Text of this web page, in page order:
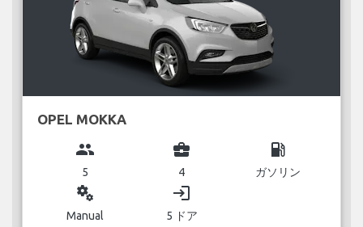
OPEL MOKKA
group
5
business_center
4
local_gas_station
ガソリン
miscellaneous_services
Manual
login
5 ドア